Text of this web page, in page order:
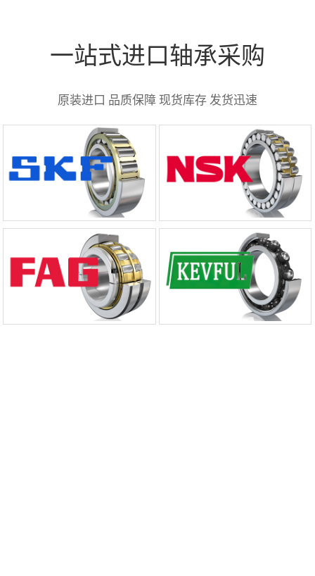
一站式进口轴承采购
原装进口 品质保障 现货库存 发货迅速